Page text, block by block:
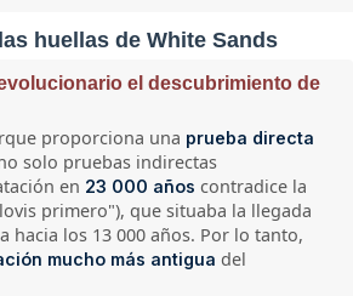
huellas de White Sands
el descubrimiento de
proporciona una prueba directa
solo pruebas indirectas
en 23 000 años contradice la
primero"), que situaba la llegada
hacia los 13 000 años. Por lo tanto,
mucho más antigua del